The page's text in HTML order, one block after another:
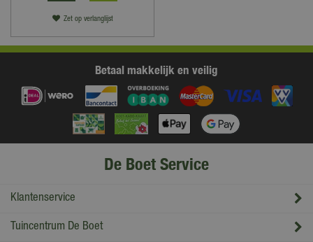
Zet op verlanglijst
Betaal makkelijk en veilig
De Boet Service
Klantenservice
Tuincentrum De Boet